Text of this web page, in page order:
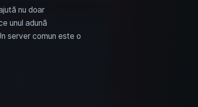
nu doar
unul adună
server comun este o